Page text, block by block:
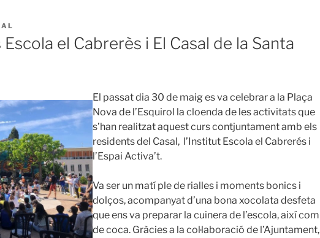
el Cabrerès i El Casal de la Santa
El passat dia 30 de maig es va celebrar a la Plaça
Nova de l’Esquirol la cloenda de les activitats que
s’han realitzat aquest curs contjuntament amb els
residents del Casal, l’Institut Escola el Cabrerés i
l’Espai Activa’t.
Va ser un matí ple de rialles i moments bonics i
dolços, acompanyat d’una bona xocolata desfeta
que ens va preparar la cuinera de l’escola, així com
de coca. Gràcies a la col·laboració de l’Ajuntament,